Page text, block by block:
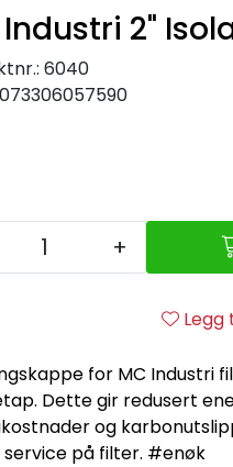
Industri 2"
6040
+
for MC Industri
Dette gir redusert
og
på filter. #enøk